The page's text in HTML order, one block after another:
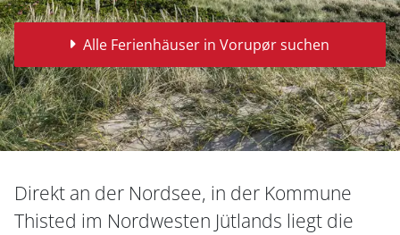
Alle Ferienhäuser in Vorupør suchen
Direkt an der Nordsee, in der Kommune
Thisted im Nordwesten Jütlands liegt die